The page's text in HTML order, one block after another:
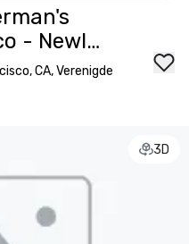
- Newly
CA, Verenigde
3D